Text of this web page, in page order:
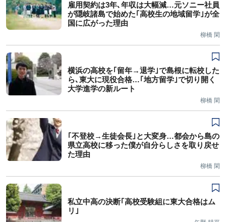
雇用契約は3年､年収は大幅減…元ソニー社員
が隠岐諸島で始めた｢高校生の地域留学｣が全
国に広がった理由
柳橋 閑
横浜の高校を｢留年→退学｣で島根に転校した
ら､東大に現役合格…｢地方留学｣で切り開く
大学進学の新ルート
柳橋 閑
｢不登校→生徒会長｣と大変身…都会から島の
県立高校に移った僕が自分らしさを取り戻せ
た理由
柳橋 閑
私立中高の決断｢高校受験組に東大合格はム
リ｣